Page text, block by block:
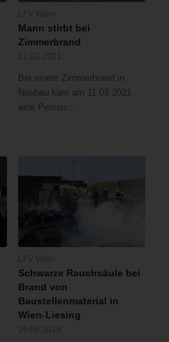
Mann stirbt bei
Zimmerbrand
Bei einem Zimmerbrand in
Neubau kam am 11.03.2021
eine Person…
Schwarze Rauchsäule bei
Brand von
Baustellenmaterial in
Wien-Liesing